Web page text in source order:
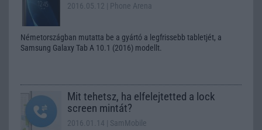
2016.05.12 | Phone Arena
Németországban mutatta be a gyártó a legfrissebb tabletjét, a
Samsung Galaxy Tab A 10.1 (2016) modellt.
Mit tehetsz, ha elfelejtetted a lock
screen mintát?
2016.01.14 | SamMobile